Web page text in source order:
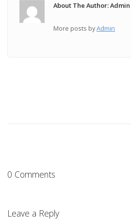
About The Author: Admin
More posts byAdmin
0 Comments
Leave a Reply